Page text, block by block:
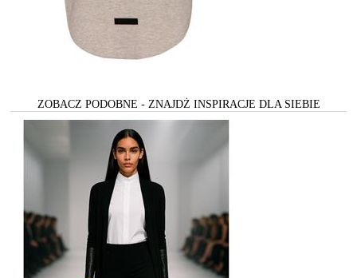
ZOBACZ PODOBNE - ZNAJDŻ INSPIRACJE DLA SIEBIE